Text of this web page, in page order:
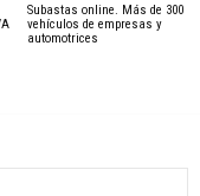
Subastas online. Más de 300
vehículos de empresas y
automotrices